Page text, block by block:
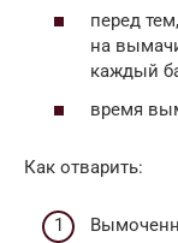
перед
на
каждый
время
Как отварить: